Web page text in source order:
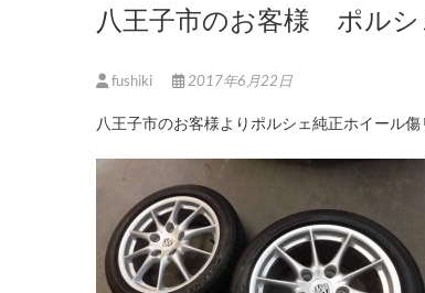
八王子市のお客様 ポルシ
fushiki 2017年6月22日
八王子市のお客様よりポルシェ純正ホイール